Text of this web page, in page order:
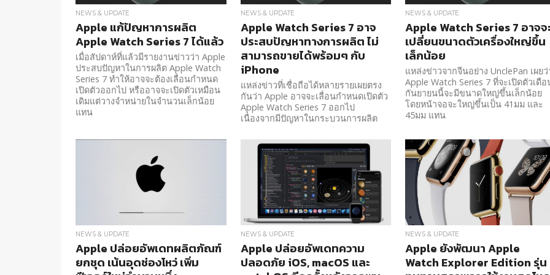
NEWS & UPDATE
Apple แก้ปัญหาการผลิต
Apple Watch Series 7 ได้แล้ว
เมื่อสัปดาห์ที่แล้วมีรายงานข่าวว่า Apple
ประสบปัญหาในการผลิต Apple Watch
Series 7 ทำให้อาจจะต้องเลื่อนกำหนด
เปิดตัวออกไป หรืออาจจะเปิดตัวเหมือน
เดิมแต่วางจำหน่ายในจำนวนเล็กน้อย
แทน
NEWS & UPDATE
Apple Watch Series 7 อาจ
ประสบปัญหาทางการผลิต ไม่
สามารถขายได้พร้อมๆ กับ
iPhone
แหล่งข่าวที่เชื่อถือได้หลายรายเผยตรง
กันว่า Apple อาจจะเลื่อนกำหนดเปิดตัว
Apple Watch Series 7 ออกไป
เนื่องจากมีปัญหาในกระบวนการผลิต
NEWS & UPDATE
Apple Watch Series 7 อาจจ
เปลี่ยนขนาดตัวเครื่องใหญ่ขึ้น
เล็กน้อย
แหล่งข่าวจากจีนอย่าง UnclePan เผยว่
Apple Watch Series 7 ที่จะเปิดตัวเดือ
กันยายนนี้จะมีขนาดใหญ่ขึ้นเล็กน้อย
โดยหน้าจอจะใหญ่ขึ้นเป็น 41มม และ
45มม แทน
NEWS & UPDATE
Apple ปล่อยอัพเดทผลิตภัณฑ์
ยกชุด เน้นอุดช่องโหว่ เพิ่ม
NEWS & UPDATE
Apple ปล่อยอัพเดทความ
ปลอดภัย iOS, macOS และ
NEWS & UPDATE
Apple ยังพัฒนา Apple
Watch Explorer Edition รุ่น